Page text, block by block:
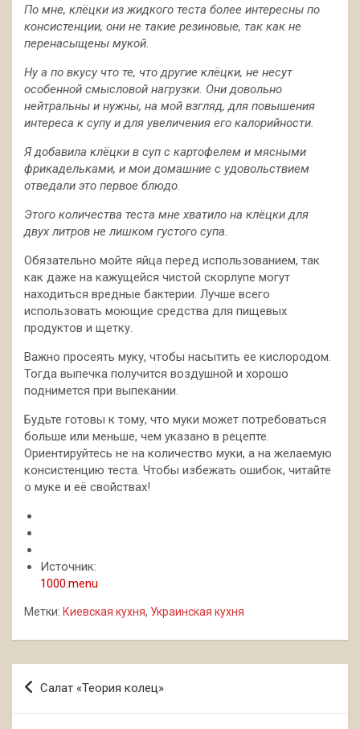
По мне, клёцки из жидкого теста более интересны по
консистенции, они не такие резиновые, так как не
перенасыщены мукой.
Ну а по вкусу что те, что другие клёцки, не несут
особенной смысловой нагрузки. Они довольно
нейтральны и нужны, на мой взгляд, для повышения
интереса к супу и для увеличения его калорийности.
Я добавила клёцки в суп с картофелем и мясными
фрикадельками, и мои домашние с удовольствием
отведали это первое блюдо.
Этого количества теста мне хватило на клёцки для
двух литров не лишком густого супа.
Обязательно мойте яйца перед использованием, так
как даже на кажущейся чистой скорлупе могут
находиться вредные бактерии. Лучше всего
использовать моющие средства для пищевых
продуктов и щетку.
Важно просеять муку, чтобы насытить ее кислородом.
Тогда выпечка получится воздушной и хорошо
поднимется при выпекании.
Будьте готовы к тому, что муки может потребоваться
больше или меньше, чем указано в рецепте.
Ориентируйтесь не на количество муки, а на желаемую
консистенцию теста. Чтобы избежать ошибок, читайте
о муке и её свойствах!
Источник:
1000.menu
Метки: Киевская кухня, Украинская кухня
Навигация
Салат «Теория колец»